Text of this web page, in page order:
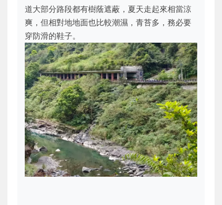
道大部分路段都有樹蔭遮蔽，夏天走起來相當涼
爽，但相對地地面也比較潮濕，青苔多，務必要
穿防滑的鞋子。